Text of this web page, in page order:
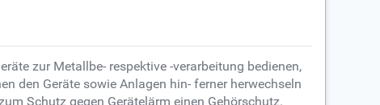
zur Metallbe- respektive -verarbeitung bedienen,
den Geräte sowie Anlagen hin- ferner herwechseln
Schutz gegen Gerätelärm einen Gehörschutz.